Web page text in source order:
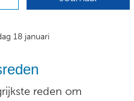
18 januari
reden om